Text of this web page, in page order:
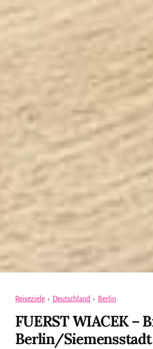
Reiseziele › Deutschland › Berlin
FUERST WIACEK –
Berlin/Siemensstadt